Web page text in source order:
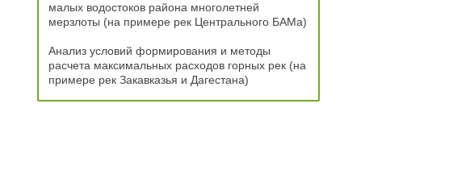
малых водостоков района многолетней
мерзлоты (на примере рек Центрального БАМа)
Анализ условий формирования и методы
расчета максимальных расходов горных рек (на
примере рек Закавказья и Дагестана)